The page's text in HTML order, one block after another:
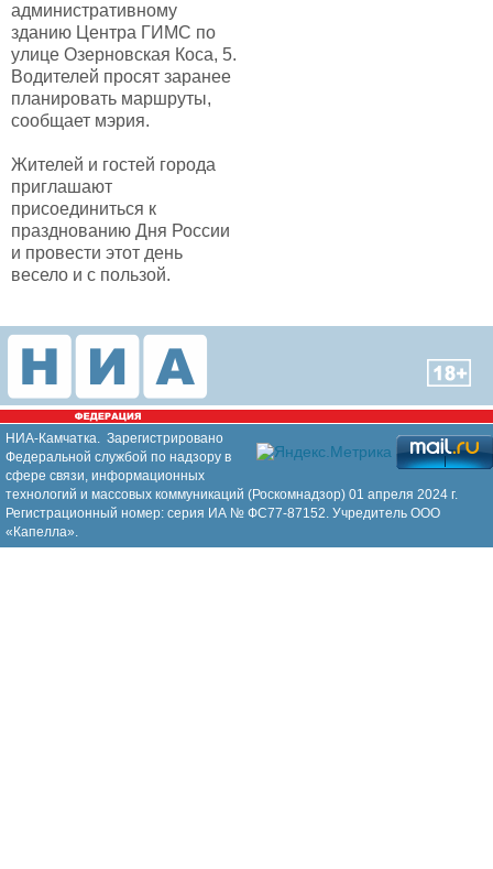
административному
зданию Центра ГИМС по
улице Озерновская Коса, 5.
Водителей просят заранее
планировать маршруты,
сообщает мэрия.
Жителей и гостей города
приглашают
присоединиться к
празднованию Дня России
и провести этот день
весело и с пользой.
НИА-Камчатка. Зарегистрировано
Федеральной службой по надзору в
сфере связи, информационных
технологий и массовых коммуникаций (Роскомнадзор) 01 апреля 2024 г.
Регистрационный номер: серия ИА № ФС77-87152. Учредитель ООО
«Капелла».